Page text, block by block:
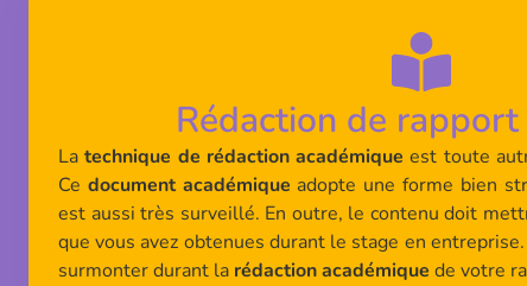
Rédaction de
Latechnique de rédaction académique est toute
Ce document académique adopte une forme bien
est aussi très surveillé. En outre, le contenu doit
que vous avez obtenues durant le stage en
surmonter durant la rédaction académique de votre